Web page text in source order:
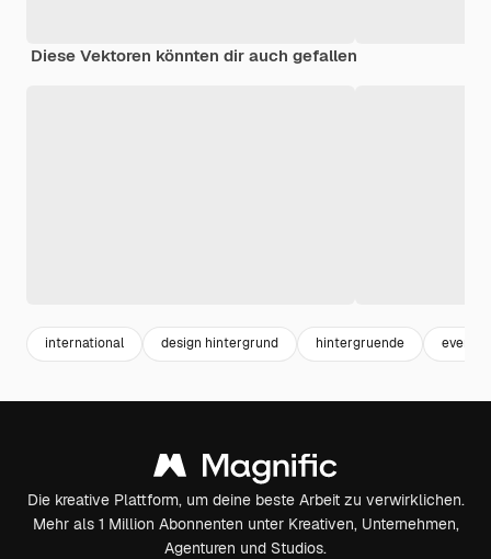
Diese Vektoren könnten dir auch gefallen
international design hintergrund hintergruende event
Die kreative Plattform, um deine beste Arbeit zu verwirklichen.
Mehr als 1 Million Abonnenten unter Kreativen, Unternehmen,
Agenturen und Studios.